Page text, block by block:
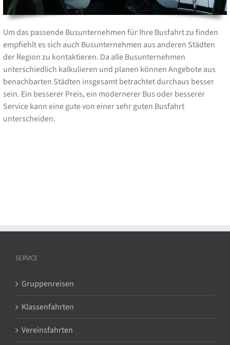
Um das passende Busunternehmen für Ihre Busfahrt zu finden
empfiehlt es sich auch Busunternehmen aus anderen Städten
der Region zu kontaktieren. Da alle Busunternehmen
unterschiedlich kalkulieren und planen können Angebote aus
benachbarten Städten insgesamt betrachtet durchaus besser
sein. Ein besserer Preis, ein modernerer Bus oder besserer
Service kann eine gute von einer sehr guten Busfahrt
unterscheiden.
SERVICE
Gruppenreisen
Klassenfahrten
Vereinsfahrten